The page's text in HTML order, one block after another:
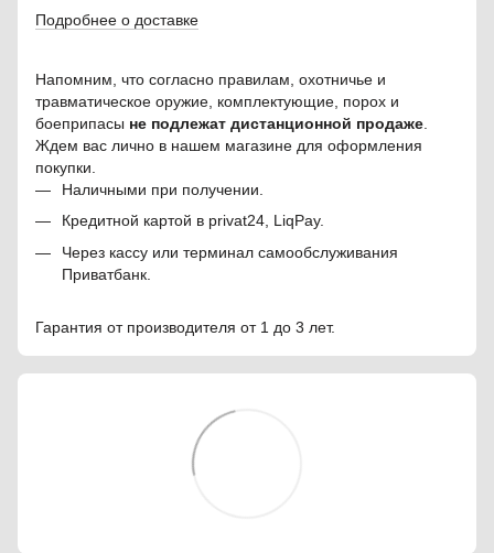
Подробнее о доставке
Напомним, что согласно правилам, охотничье и
травматическое оружие, комплектующие, порох и
боеприпасы не подлежат дистанционной продаже
Ждем вас лично в нашем магазине для оформления
покупки.
Наличными при получении.
Кредитной картой в privat24, LiqPay.
Через кассу или терминал самообслуживания
Приватбанк.
Гарантия от производителя от 1 до 3 лет.